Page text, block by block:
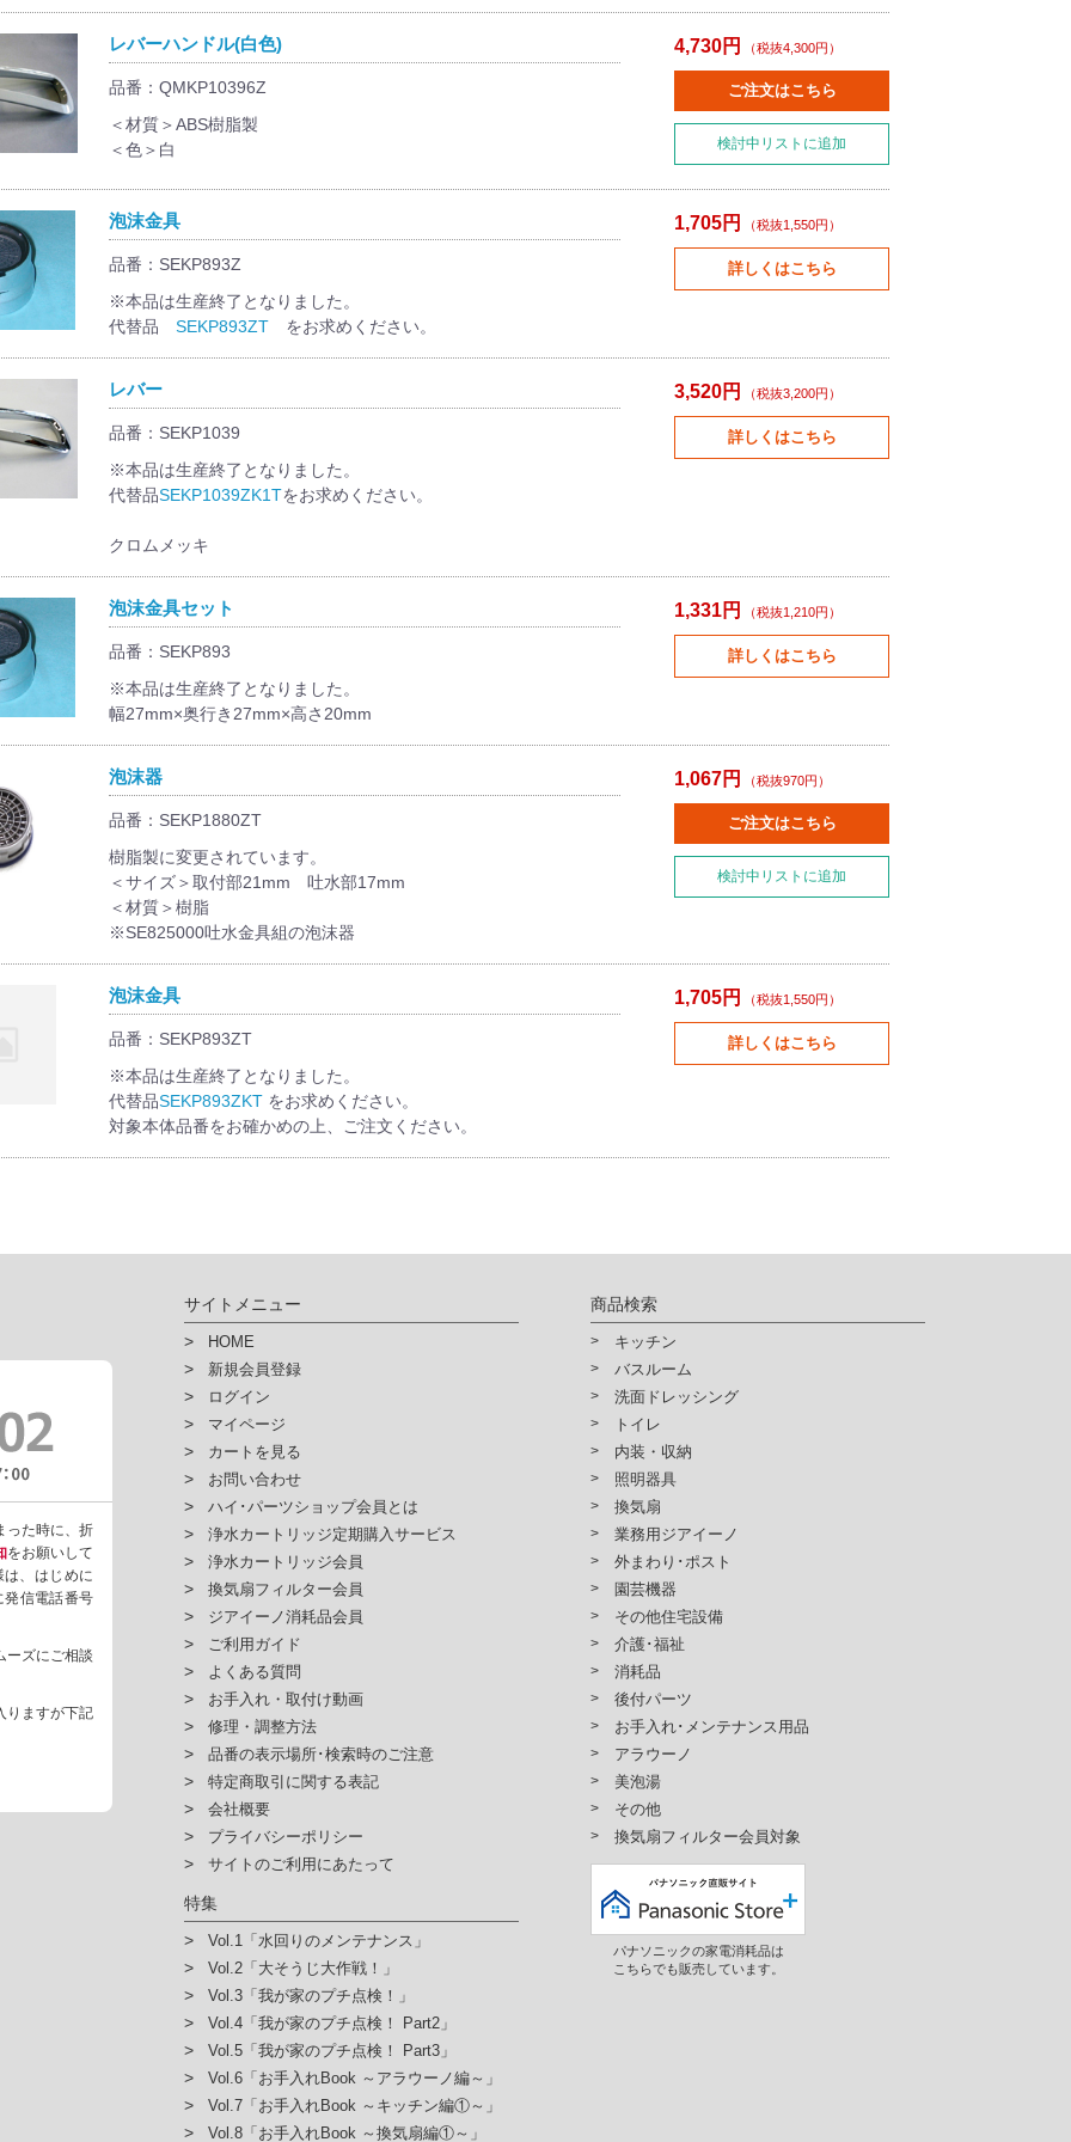
レバーハンドル(白色)
品番：QMKP10396Z
＜材質＞ABS樹脂製
＜色＞白
4,730円 （税抜4,300円）
ご注文はこちら
検討中リストに追加
泡沫金具
品番：SEKP893Z
※本品は生産終了となりました。
代替品 SEKP893ZTをお求めください。
1,705円 （税抜1,550円）
詳しくはこちら
レバー
品番：SEKP1039
※本品は生産終了となりました。
代替品SEKP1039ZK1Tをお求めください。
クロムメッキ
3,520円 （税抜3,200円）
詳しくはこちら
泡沫金具セット
品番：SEKP893
※本品は生産終了となりました。
幅27mm×奥行き27mm×高さ20mm
1,331円 （税抜1,210円）
詳しくはこちら
泡沫器
品番：SEKP1880ZT
樹脂製に変更されています。
＜サイズ＞取付部21mm 吐水部17mm
＜材質＞樹脂
※SE825000吐水金具組の泡沫器
1,067円 （税抜970円）
ご注文はこちら
検討中リストに追加
泡沫金具
品番：SEKP893ZT
※本品は生産終了となりました。
代替品SEKP893ZKTをお求めください。
対象本体品番をお確かめの上、ご注文ください。
1,705円 （税抜1,550円）
詳しくはこちら
った時に、折
をお願いして
、はじめに
信電話番号
ーズにご相談
りますが下記
サイトメニュー
HOME
新規会員登録
ログイン
マイページ
カートを見る
お問い合わせ
ハイ･パーツショップ会員とは
浄水カートリッジ定期購入サービス
浄水カートリッジ会員
換気扇フィルター会員
ジアイーノ消耗品会員
ご利用ガイド
よくある質問
お手入れ・取付け動画
修理・調整方法
品番の表示場所･検索時のご注意
特定商取引に関する表記
会社概要
プライバシーポリシー
サイトのご利用にあたって
特集
Vol.1「水回りのメンテナンス」
Vol.2「大そうじ大作戦！」
Vol.3「我が家のプチ点検！」
Vol.4「我が家のプチ点検！ Part2」
Vol.5「我が家のプチ点検！ Part3」
Vol.6「お手入れBook ～アラウーノ編～」
Vol.7「お手入れBook ～キッチン編①～」
Vol.8「お手入れBook ～換気扇編①～」
商品検索
キッチン
バスルーム
洗面ドレッシング
トイレ
内装・収納
照明器具
換気扇
業務用ジアイーノ
外まわり･ポスト
園芸機器
その他住宅設備
介護･福祉
消耗品
後付パーツ
お手入れ･メンテナンス用品
アラウーノ
美泡湯
その他
換気扇フィルター会員対象
パナソニックの家電消耗品は
こちらでも販売しています。